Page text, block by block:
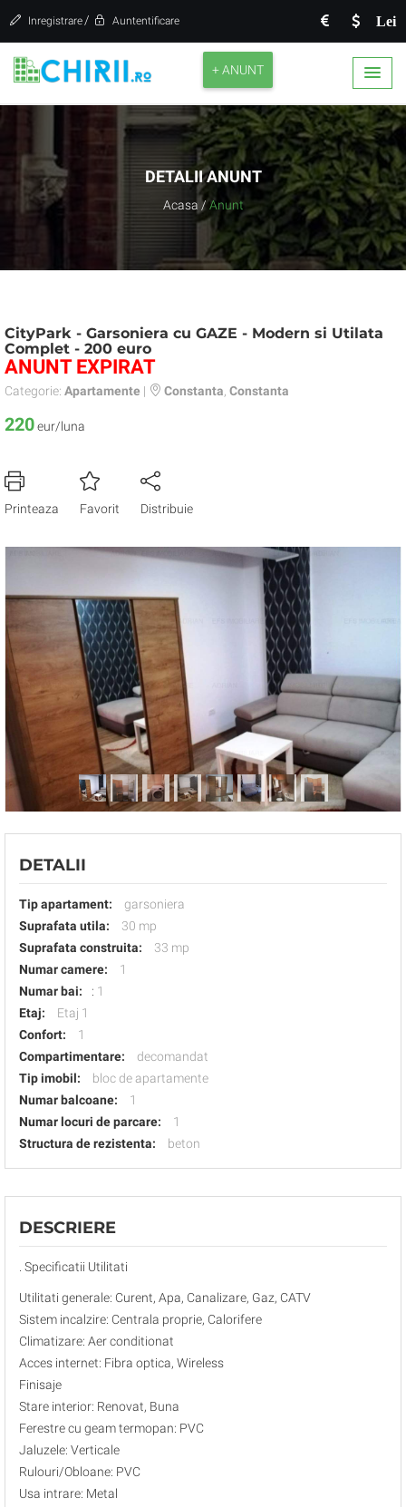
Lei
Inregistrare / Auntentificare
+ ANUNT
DETALII ANUNT
Acasa / Anunt
CityPark - Garsoniera cu GAZE - Modern si Utilata
Complet - 200 euro
ANUNT EXPIRAT
Categorie: Apartamente | Constanta Constanta
220eur/luna
Printeaza Favorit Distribuie
DETALII
Tip apartament:
garsoniera
Suprafata utila:
30 mp
Suprafata construita:
33 mp
Numar camere:
1
Numar bai:
: 1
Etaj:
Etaj 1
Confort:
1
Compartimentare:
decomandat
Tip imobil:
bloc de apartamente
Numar balcoane:
1
Numar locuri de parcare:
1
Structura de rezistenta:
beton
DESCRIERE
. Specificatii Utilitati
Utilitati generale: Curent, Apa, Canalizare, Gaz, CATV
Sistem incalzire: Centrala proprie, Calorifere
Climatizare: Aer conditionat
Acces internet: Fibra optica, Wireless
Finisaje
Stare interior: Renovat, Buna
Ferestre cu geam termopan: PVC
Jaluzele: Verticale
Rulouri/Obloane: PVC
Usa intrare: Metal